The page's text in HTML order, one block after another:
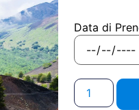
Data di